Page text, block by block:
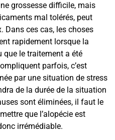
grossesse difficile, mais
mal tolérés, peut
Dans ces cas, les choses
rapidement lorsque la
le traitement a été
parfois, c’est
par une situation de stress
de la durée de la situation
sont éliminées, il faut le
que l’alopécie est
irrémédiable.